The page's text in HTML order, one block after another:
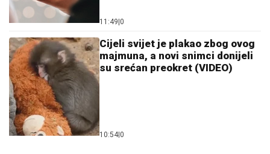
11:49 0
Cijeli svijet je plakao zbog ovog
majmuna, a novi snimci donijeli
su srećan preokret (VIDEO)
10:54 0